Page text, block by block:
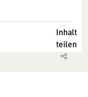
Inhalt
teilen